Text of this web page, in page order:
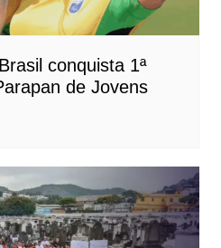
conquista 1ª
de Jovens